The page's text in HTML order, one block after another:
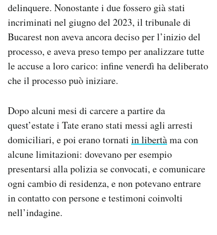
delinquere. Nonostante i due fossero già stati
incriminati nel giugno del 2023, il tribunale di
Bucarest non aveva ancora deciso per l’inizio del
processo, e aveva preso tempo per analizzare tutte
le accuse a loro carico: infine venerdì ha deliberato
che il processo può iniziare.
Dopo alcuni mesi di carcere a partire da
quest’estate i Tate erano stati messi agli arresti
domiciliari, e poi erano tornati in libertàma con
alcune limitazioni: dovevano per esempio
presentarsi alla polizia se convocati, e comunicare
ogni cambio di residenza, e non potevano entrare
in contatto con persone e testimoni coinvolti
nell’indagine.